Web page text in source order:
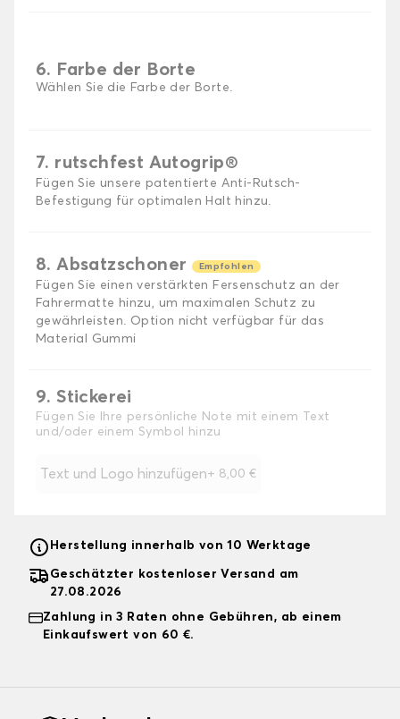
6. Farbe der Borte
Wählen Sie die Farbe der Borte.
7. rutschfest Autogrip®
Fügen Sie unsere patentierte Anti-Rutsch-
Befestigung für optimalen Halt hinzu.
8. Absatzschoner Empfohlen
Fügen Sie einen verstärkten Fersenschutz an der
Fahrermatte hinzu, um maximalen Schutz zu
gewährleisten. Option nicht verfügbar für das
Material Gummi
9. Stickerei
Fügen Sie Ihre persönliche Note mit einem Text
und/oder einem Symbol hinzu
Text und Logo hinzufügen+ 8,00 €
Herstellung innerhalb von 10 Werktage
Geschätzter kostenloser Versand am
27.08.2026
Zahlung in 3 Raten ohne Gebühren, ab einem
Einkaufswert von 60 €.